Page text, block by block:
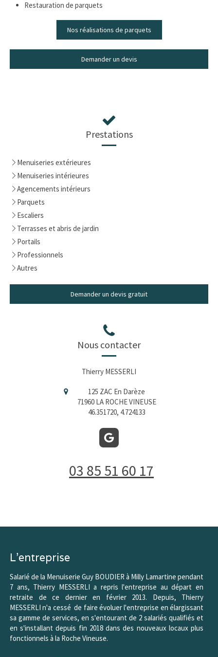
Restauration de parquets
Nos réalisations de parquets
Demander un devis
Prestations
Menuiseries extérieures
Menuiseries intérieures
Agencements intérieurs
Parquets
Escaliers
Terrasses et abris de jardin
Portails
Professionnels
Autres
Demander un devis gratuit
Nous contacter
Thierry MESSERLI
125 ZAC En Darèze
71960 LA ROCHE VINEUSE
46.351720, 4.724133
03 85 51 60 17
L'entreprise
Salarié de la Menuiserie Guy BOUDIER à Milly Lamartine pendant
7 ans, Thierry MESSERLI a repris l'entreprise au départ en
retraite de ce dernier en février 2013. Depuis, Thierry
MESSERLI n'a cessé de faire évoluer l'entreprise en élargissant
sa gamme de services, en s'entourant de 2 salariés qualifiés et
en s'installant depuis fin 2018 dans des nouveaux locaux plus
fonctionnels à la Roche Vineuse.